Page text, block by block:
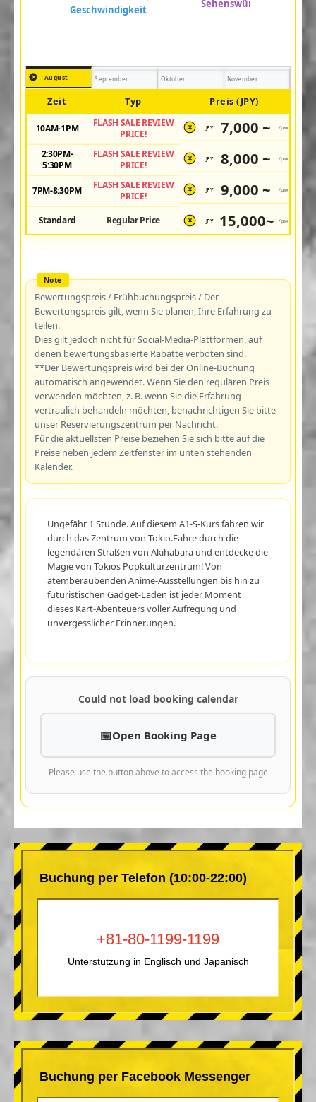
August September Oktober November
Zeit Typ Preis (JPY)
10AM-1PM
FLASH SALE REVIEW
PRICE!
¥ JPY 7,000 ~ /pax
2:30PM-
5:30PM
FLASH SALE REVIEW
PRICE!
¥ JPY 8,000 ~ /pax
7PM-8:30PM
FLASH SALE REVIEW
PRICE!
¥ JPY 9,000 ~ /pax
Standard Regular Price ¥ JPY 15,000~ /pax
Bewertungspreis / Frühbuchungspreis / Der
Bewertungspreis gilt, wenn Sie planen, Ihre Erfahrung zu
teilen.
Dies gilt jedoch nicht für Social-Media-Plattformen, auf
denen bewertungsbasierte Rabatte verboten sind.
**Der Bewertungspreis wird bei der Online-Buchung
automatisch angewendet. Wenn Sie den regulären Preis
verwenden möchten, z. B. wenn Sie die Erfahrung
vertraulich behandeln möchten, benachrichtigen Sie bitte
unser Reservierungszentrum per Nachricht.
Für die aktuellsten Preise beziehen Sie sich bitte auf die
Preise neben jedem Zeitfenster im unten stehenden
Kalender.
Ungefähr 1 Stunde. Auf diesem A1-S-Kurs fahren wir
durch das Zentrum von Tokio.Fahre durch die
legendären Straßen von Akihabara und entdecke die
Magie von Tokios Popkulturzentrum! Von
atemberaubenden Anime-Ausstellungen bis hin zu
futuristischen Gadget-Läden ist jeder Moment
dieses Kart-Abenteuers voller Aufregung und
unvergesslicher Erinnerungen.
Could not load booking calendar
Open Booking Page
Please use the button above to access the booking page
Buchung per Telefon (10:00-22:00)
+81-80-1199-1199
Unterstützung in Englisch und Japanisch
Buchung per Facebook Messenger